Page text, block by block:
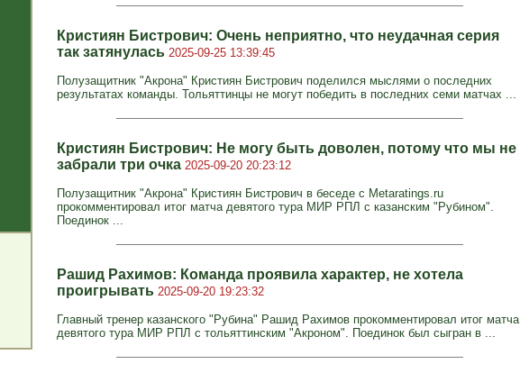
Кристиян Бистрович: Очень неприятно, что неудачная серия
так затянулась 2025-09-25 13:39:45
Полузащитник "Акрона" Кристиян Бистрович поделился мыслями о последних
результатах команды. Тольяттинцы не могут победить в последних семи матчах ...
Кристиян Бистрович: Не могу быть доволен, потому что мы не
забрали три очка 2025-09-20 20:23:12
Полузащитник "Акрона" Кристиян Бистрович в беседе с Metaratings.ru
прокомментировал итог матча девятого тура МИР РПЛ с казанским "Рубином".
Поединок ...
Рашид Рахимов: Команда проявила характер, не хотела
проигрывать 2025-09-20 19:23:32
Главный тренер казанского "Рубина" Рашид Рахимов прокомментировал итог матча
девятого тура МИР РПЛ с тольяттинским "Акроном". Поединок был сыгран в ...